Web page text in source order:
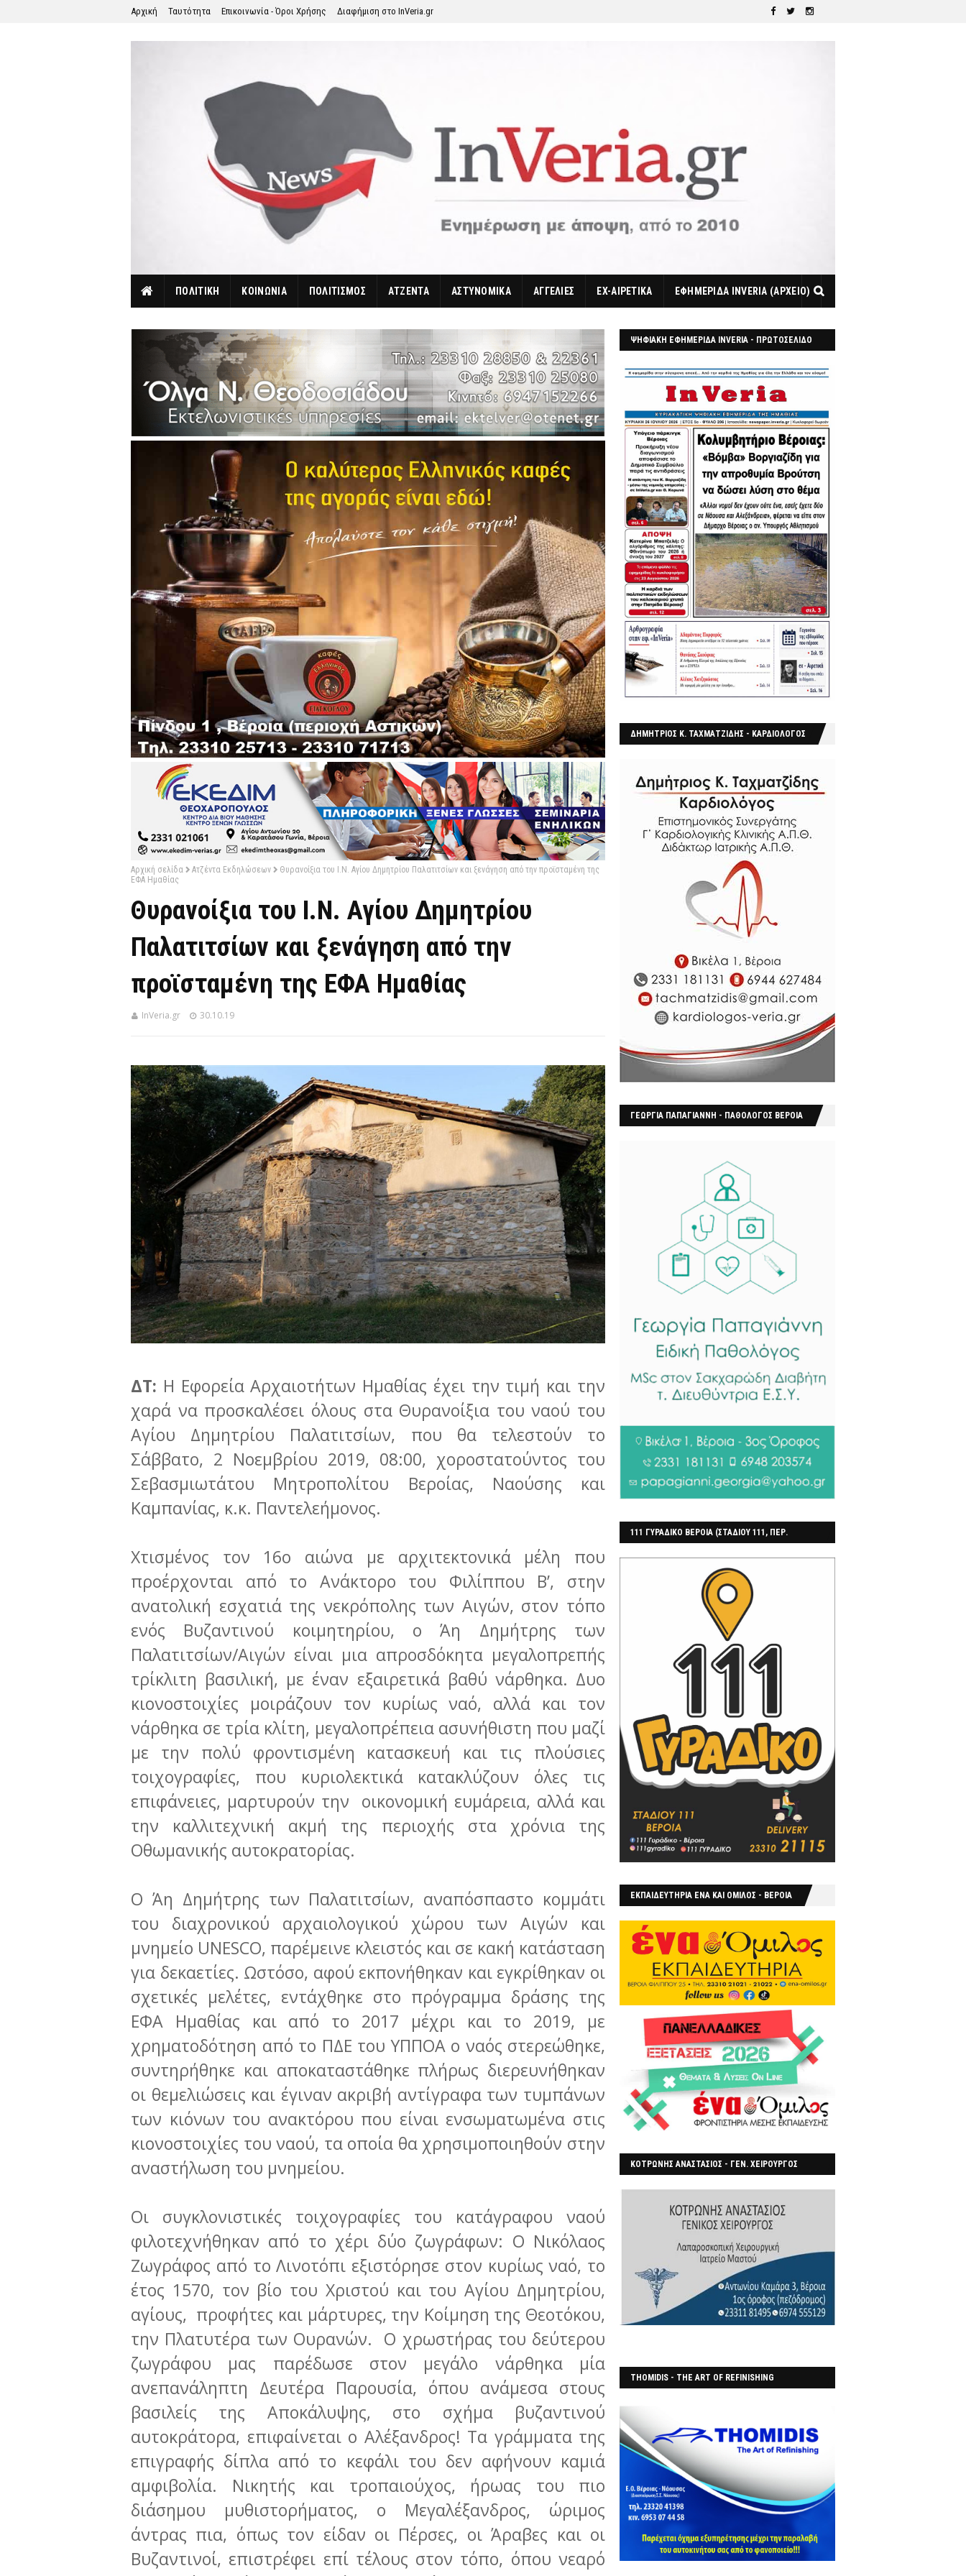
Αρχική Ταυτότητα Επικοινωνία - Όροι Χρήσης Διαφήμιση στο InVeria.gr
ΠΟΛΙΤΙΚΗ ΚΟΙΝΩΝΙΑ ΠΟΛΙΤΙΣΜΟΣ ΑΤΖΕΝΤΑ ΑΣΤΥΝΟΜΙΚΑ ΑΓΓΕΛΙΕΣ EX-ΑΙΡΕΤΙΚΑ ΕΦΗΜΕΡΙΔΑ INVERIA (ΑΡΧΕΙΟ)
Αρχική σελίδα Ατζέντα Εκδηλώσεων
Θυρανοίξια του Ι.Ν. Αγίου Δημητρίου Παλατιτσίων και ξενάγηση από την προϊσταμένη της
ΕΦΑ Ημαθίας
Θυρανοίξια του Ι.Ν. Αγίου Δημητρίου
Παλατιτσίων και ξενάγηση από την
προϊσταμένη της ΕΦΑ Ημαθίας
InVeria.gr 30.10.19
ΔΤ: Η Εφορεία Αρχαιοτήτων Ημαθίας έχει την τιμή και την
χαρά να προσκαλέσει όλους στα Θυρανοίξια του ναού του
Αγίου Δημητρίου Παλατιτσίων, που θα τελεστούν το
Σάββατο, 2 Νοεμβρίου 2019, 08:00, χοροστατούντος του
Σεβασμιωτάτου Μητροπολίτου Βεροίας, Ναούσης και
Καμπανίας, κ.κ. Παντελεήμονος.
Χτισμένος τον 16ο αιώνα με αρχιτεκτονικά μέλη που
προέρχονται από το Ανάκτορο του Φιλίππου B’, στην
ανατολική εσχατιά της νεκρόπολης των Αιγών, στον τόπο
ενός Βυζαντινού κοιμητηρίου, ο Άη Δημήτρης των
Παλατιτσίων/Αιγών είναι μια απροσδόκητα μεγαλοπρεπής
τρίκλιτη βασιλική, με έναν εξαιρετικά βαθύ νάρθηκα. Δυο
κιονοστοιχίες μοιράζουν τον κυρίως ναό, αλλά και τον
νάρθηκα σε τρία κλίτη, μεγαλοπρέπεια ασυνήθιστη που μαζί
με την πολύ φροντισμένη κατασκευή και τις πλούσιες
τοιχογραφίες, που κυριολεκτικά κατακλύζουν όλες τις
επιφάνειες, μαρτυρούν την οικονομική ευμάρεια, αλλά και
την καλλιτεχνική ακμή της περιοχής στα χρόνια της
Οθωμανικής αυτοκρατορίας.
O Άη Δημήτρης των Παλατιτσίων, αναπόσπαστο κομμάτι
του διαχρονικού αρχαιολογικού χώρου των Αιγών και
μνημείο UNESCO, παρέμεινε κλειστός και σε κακή κατάσταση
για δεκαετίες. Ωστόσο, αφού εκπονήθηκαν και εγκρίθηκαν οι
σχετικές μελέτες, εντάχθηκε στο πρόγραμμα δράσης της
ΕΦΑ Ημαθίας και από το 2017 μέχρι και το 2019, με
χρηματοδότηση από το ΠΔΕ του ΥΠΠΟΑ ο ναός στερεώθηκε,
συντηρήθηκε και αποκαταστάθηκε πλήρως διερευνήθηκαν
οι θεμελιώσεις και έγιναν ακριβή αντίγραφα των τυμπάνων
των κιόνων του ανακτόρου που είναι ενσωματωμένα στις
κιονοστοιχίες του ναού, τα οποία θα χρησιμοποιηθούν στην
αναστήλωση του μνημείου.
Οι συγκλονιστικές τοιχογραφίες του κατάγραφου ναού
φιλοτεχνήθηκαν από το χέρι δύο ζωγράφων: Ο Νικόλαος
Ζωγράφος από το Λινοτόπι εξιστόρησε στον κυρίως ναό, το
έτος 1570, τον βίο του Χριστού και του Αγίου Δημητρίου,
αγίους, προφήτες και μάρτυρες, την Κοίμηση της Θεοτόκου,
την Πλατυτέρα των Ουρανών. Ο χρωστήρας του δεύτερου
ζωγράφου μας παρέδωσε στον μεγάλο νάρθηκα μία
ανεπανάληπτη Δευτέρα Παρουσία, όπου ανάμεσα στους
βασιλείς της Αποκάλυψης, στο σχήμα βυζαντινού
αυτοκράτορα, επιφαίνεται ο Αλέξανδρος! Τα γράμματα της
επιγραφής δίπλα από το κεφάλι του δεν αφήνουν καμιά
αμφιβολία. Νικητής και τροπαιούχος, ήρωας του πιο
διάσημου μυθιστορήματος, ο Μεγαλέξανδρος, ώριμος
άντρας πια, όπως τον είδαν οι Πέρσες, οι Άραβες και οι
Βυζαντινοί, επιστρέφει επί τέλους στον τόπο, όπου νεαρό
ΨΗΦΙΑΚΗ ΕΦΗΜΕΡΙΔΑ INVERIA - ΠΡΩΤΟΣΕΛΙΔΟ
ΔΗΜΗΤΡΙΟΣ Κ. ΤΑΧΜΑΤΖΙΔΗΣ - ΚΑΡΔΙΟΛΟΓΟΣ
ΓΕΩΡΓΙΑ ΠΑΠΑΓΙΑΝΝΗ - ΠΑΘΟΛΟΓΟΣ ΒΕΡΟΙΑ
111 ΓΥΡΑΔΙΚΟ ΒΕΡΟΙΑ (ΣΤΑΔΙΟΥ 111, ΠΕΡ.
ΕΚΠΑΙΔΕΥΤΗΡΙΑ ΕΝΑ ΚΑΙ ΟΜΙΛΟΣ - ΒΕΡΟΙΑ
ΚΟΤΡΩΝΗΣ ΑΝΑΣΤΑΣΙΟΣ - ΓΕΝ. ΧΕΙΡΟΥΡΓΟΣ
THOMIDIS - THE ART OF REFINISHING